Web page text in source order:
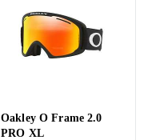
Oakley O Frame 2.0
PRO XL